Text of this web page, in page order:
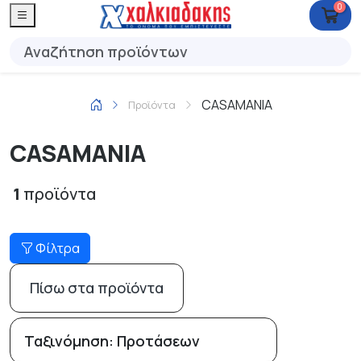
0
Προϊόντα CASAMANIA
CASAMANIA
1 προϊόντα
Φίλτρα
Πίσω στα προϊόντα